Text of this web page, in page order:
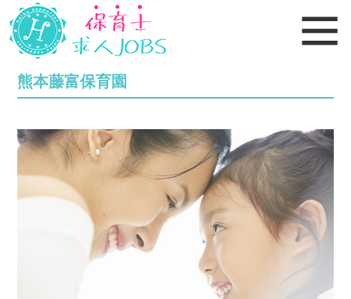
熊本藤富保育園